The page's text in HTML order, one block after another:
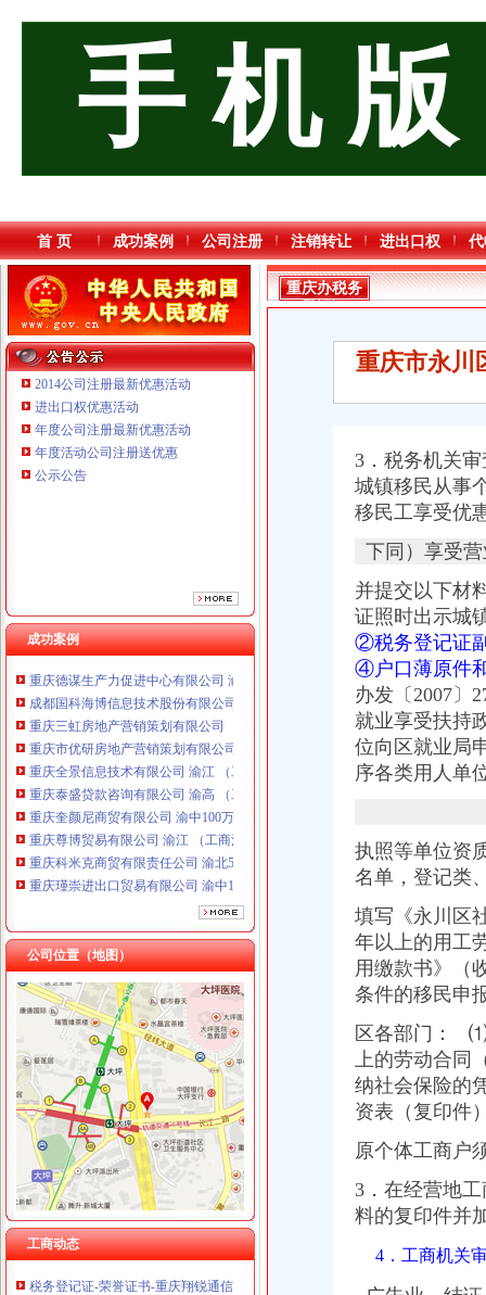
手 机 版
首 页 成功案例 公司注册 注销转让 进出口权
2014公司注册最新优惠活动
进出口权优惠活动
年度公司注册最新优惠活动
年度活动公司注册送优惠
公示公告
成功案例
重庆三虹房地产营销策划有限公司
重庆市优研房地产营销策划有限公司
重庆瑾崇进出口贸易有限公司 渝中100万 （进出口权）
重庆斯帕索商贸有限公司 渝中500万 （进出口权）
重庆德谋生产力促进中心有限公司 渝大10万 （工商注册）
成都国科海博信息技术股份有限公司重庆分公司 渝江 （工商注册）
重庆三虹房地产营销策划有限公司
重庆市优研房地产营销策划有限公司
重庆全景信息技术有限公司 渝江 （工商注册）
重庆泰盛贷款咨询有限公司 渝高 （工商注册）
重庆奎颜尼商贸有限公司 渝中100万 （工商注册）
重庆尊博贸易有限公司 渝江 （工商注册）
重庆科米克商贸有限责任公司 渝北50万 （工商注册）
重庆瑾崇进出口贸易有限公司 渝中100万 （进出口权）
重庆斯帕索商贸有限公司 渝中500万 （进出口权）
重庆德谋生产力促进中心有限公司 渝大10万 （工商注册）
成都国科海博信息技术股份有限公司重庆分公司 渝江 （工商注册）
公司位置（地图）
工商动态
重庆办税务登记证
已办税务登记证且未达起征点的个体工商户-税务答疑
求助！！分公司关于办理税务登记证之事-职场人生-广州妈妈论坛
社保所涉及的相关惠民政策办事指南
办理税务登记证需要什么材料_搜指南
证件办理-地税局-办理税务登记证
【合肥长江西路税务登记|税务登记证办理|代理税务登记】-合肥赶集网
驻重庆财政监察专员办事处
10月起重庆全面实施“三证合一”需要的17套材料变1套
税务登记证-荣誉证书-重庆翔锐通信设备有限公司
重庆POS机申请办理、重庆银联POS机免费办理_重庆电话POS机_重
重庆办税务
登记证
重庆市永川
3．税务机关
城镇移民从事
移民工享受优
下同）享受
并提交以下材
证照时出示城
②税务登记证
④户口薄原件
办发〔2007〕
就业享受扶持
位向区就业局
序各类用人单
执照等单位资
名单， 登记类
填写《永川区
年以上的用工
用缴款书》（
条件的移民申
区各部门： ⑴
上的劳动合同
纳社会保险的
资表（复印件
原个体工商户
3．在经营地
料的复印件并
4．工商机关